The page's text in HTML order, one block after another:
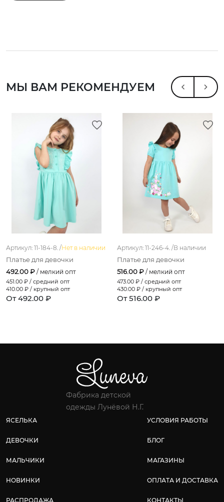
МЫ ВАМ РЕКОМЕНДУЕМ
Артикул: 11-184-8. /Нет в наличии
Платье для девочки
492.00 ₽ / мелкий опт
451.00 ₽ / средний опт
410.00 ₽ / крупный опт
От 492.00 ₽
Артикул: 11-246-4. /В наличии
Платье для девочки
516.00 ₽ / мелкий опт
473.00 ₽ / средний опт
430.00 ₽ / крупный опт
От 516.00 ₽
Фабрика детской
одежды Лунёвой Н.Г.
ЯСЕЛЬКА
ДЕВОЧКИ
МАЛЬЧИКИ
НОВИНКИ
РАСПРОДАЖА
УСЛОВИЯ РАБОТЫ
БЛОГ
МАГАЗИНЫ
ОПЛАТА И ДОСТАВКА
КОНТАКТЫ